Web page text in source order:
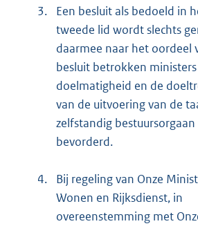
3.
Een besluit als bedoeld in
tweede lid wordt slechts
daarmee naar het oordeel
besluit betrokken
doelmatigheid en de
van de uitvoering van de
zelfstandig
bevorderd.
4.
Bij regeling van Onze
Wonen en Rijksdienst, in
overeenstemming met